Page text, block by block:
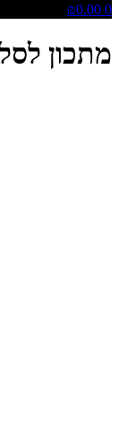
0
₪0.00
מתכון